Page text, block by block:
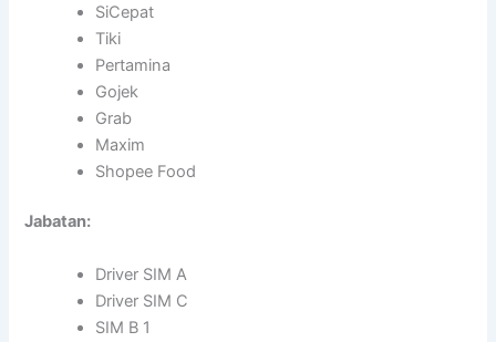
SiCepat
Tiki
Pertamina
Gojek
Grab
Maxim
Shopee Food
Jabatan:
Driver SIM A
Driver SIM C
SIM B 1